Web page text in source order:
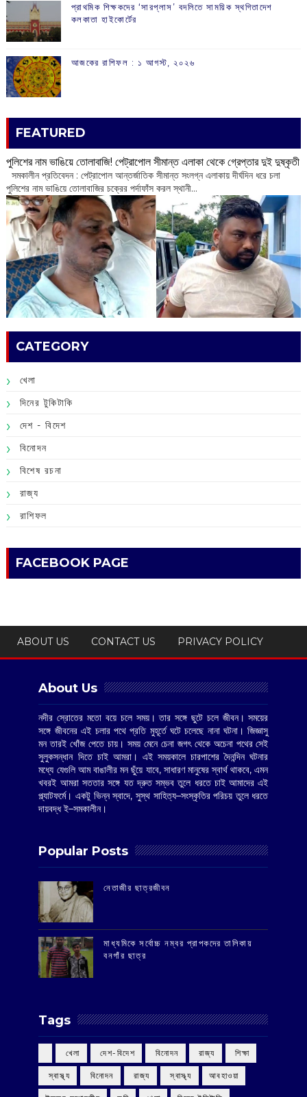
প্রাথমিক শিক্ষকদের ‘সারপ্লাস’ বদলিতে সাময়িক স্থগিতাদেশ
কলকাতা হাইকোর্টের
আজকের রাশিফল :‌ ‌‌১ আগস্ট, ২০২৬
FEATURED
পুলিশের নাম ভাঙিয়ে তোলাবাজি! পেট্রাপোল সীমান্ত এলাকা থেকে গ্রেপ্তার দুই দুষ্কৃতী
সমকালীন প্রতিবেদন : পেট্রাপোল আন্তর্জাতিক সীমান্ত সংলগ্ন এলাকায় দীর্ঘদিন ধরে চলা
পুলিশের নাম ভাঙিয়ে তোলাবাজির চক্রের পর্দাফাঁস করল স্থানী...
CATEGORY
খেলা
দিনের টুকিটাকি
দেশ - বিদেশ
বিনোদন
বিশেষ রচনা
রাজ্য
রাশিফল
FACEBOOK PAGE
ABOUT US CONTACT US PRIVACY POLICY
About Us
নদীর স্রোতের মতো বয়ে চলে সময়। তার সঙ্গে ছুটে চলে জীবন। সময়ের
সঙ্গে জীবনের এই চলার পথে প্রতি মুহূর্তে ঘটে চলেছে নানা ঘটনা। জিজ্ঞাসু
মন তারই খোঁজ পেতে চায়। সময় মেনে চেনা জগৎ থেকে অচেনা পথের সেই
সুলুকসন্ধান দিতে চাই আমরা। এই সময়কালে চারপাশের দৈনন্দিন ঘটনার
মধ্যে যেগুলি আম বাঙালীর মন ছুঁয়ে যাবে, সাধারণ মানুষের স্বার্থ থাকবে, এমন
খবরই আমরা সততার সঙ্গে যত দ্রুত সম্ভব তুলে ধরতে চাই আমাদের এই
প্ল্যাটফর্মে। একটু ভিন্ন স্বাদে, সুস্থ সাহিত্য–সংস্কৃতির পরিচয় তুলে ধরতে
দায়বদ্ধ ই–সমকালীন।
Popular Posts
‌নেতাজীর ছাত্রজীবন
মাধ্যমিকে সর্বোচ্চ নম্বর প্রাপকদের তালিকায়
বনগাঁর ছাত্র
Tags
‌ খেলা ‌ দেশ-বিদেশ ‌ বিনোদন ‌ রাজ্য ‌ শিক্ষা
‌ স্বাস্থ্য ‌ বিনোদন ‌ রাজ্য ‌ স্বাস্থ্য আবহাওয়া